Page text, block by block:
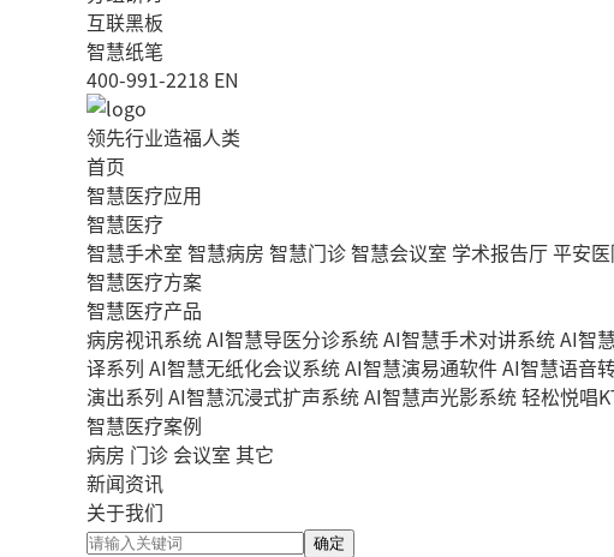
互联黑板
智慧纸笔
400-991-2218 EN
领先行业造福人类
首页
智慧医疗应用
智慧医疗
智慧手术室 智慧病房 智慧门诊智慧会议室 学术报告厅平安
智慧医疗方案
智慧医疗产品
病房视讯系统AI智慧导医分诊系统AI智慧手术对讲系统AI智
译系列 AI智慧无纸化会议系统AI智慧演易通软件AI智慧语音
演出系列 AI智慧沉浸式扩声系统AI智慧声光影系统轻松悦唱
智慧医疗案例
病房 门诊 会议室 其它
新闻资讯
关于我们
确定